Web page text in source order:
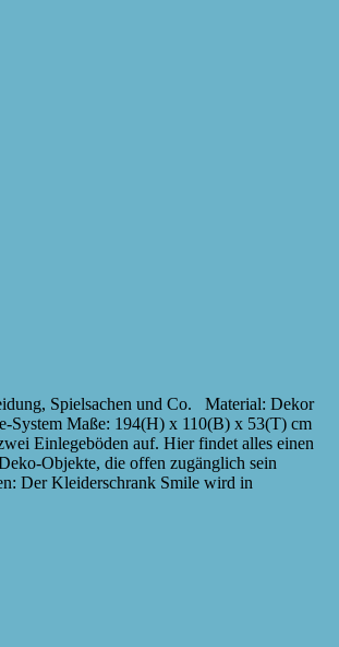
Spielsachen und Co. Material: Dekor
System Maße: 194(H) x 110(B) x 53(T) cm
Einlegeböden auf. Hier findet alles einen
Objekte, die offen zugänglich sein
Der Kleiderschrank Smile wird in